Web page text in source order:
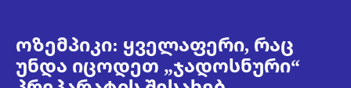
ოზემპიკი: ყველაფერი, რაც
უნდა იცოდეთ „ჯადოსნური“